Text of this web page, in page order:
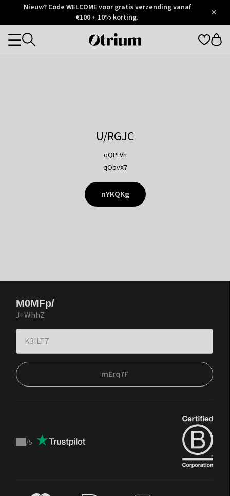
Otrium
Trustpilot
Nieuw? Code WELCOME voor gratis verzending vanaf
€100 + 10% korting.
Otrium
Categories
U/RGJC
qQPLVh
qObvX7
nYKQKg
M0MFp/
J+WhhZ
mErq7F
Trustpilot
/5